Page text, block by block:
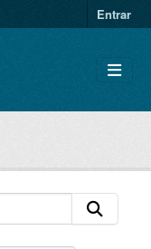
Entrar